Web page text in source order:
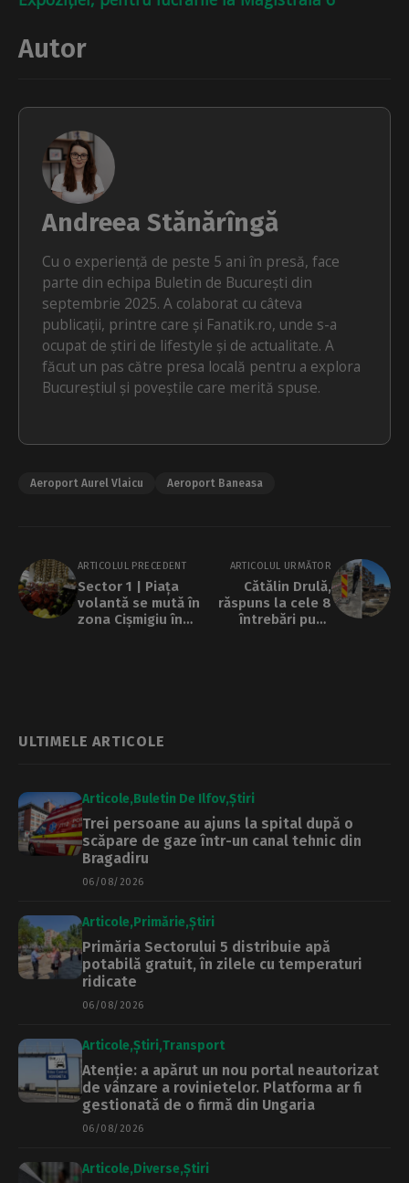
Autor
Andreea Stănărîngă
Cu o experiență de peste 5 ani în presă, face
parte din echipa Buletin de București din
septembrie 2025. A colaborat cu câteva
publicații, printre care și Fanatik.ro, unde s-a
ocupat de știri de lifestyle și de actualitate. A
făcut un pas către presa locală pentru a explora
Bucureștiul și poveștile care merită spuse.
Aeroport Aurel Vlaicu Aeroport Baneasa
ARTICOLUL PRECEDENT
Sector 1 | Piața
volantă se mută în
zona Cișmigiu în
ARTICOLUL URMĂTOR
Cătălin Drulă,
răspuns la cele 8
întrebări puse
ULTIMELE ARTICOLE
Articole Buletin De Ilfov Știri
Trei persoane au ajuns la spital după o
scăpare de gaze într-un canal tehnic din
Bragadiru
06/08/2026
Articole Primărie Știri
Primăria Sectorului 5 distribuie apă
potabilă gratuit, în zilele cu temperaturi
ridicate
06/08/2026
Articole Știri Transport
Atenție: a apărut un nou portal neautorizat
de vânzare a rovinietelor. Platforma ar fi
gestionată de o firmă din Ungaria
06/08/2026
Articole Diverse Știri